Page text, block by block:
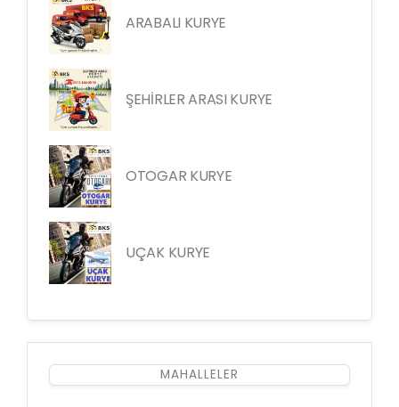
ARABALI KURYE
ŞEHİRLER ARASI KURYE
OTOGAR KURYE
UÇAK KURYE
MAHALLELER